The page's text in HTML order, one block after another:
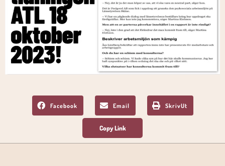
Facebook Email SkrivUt